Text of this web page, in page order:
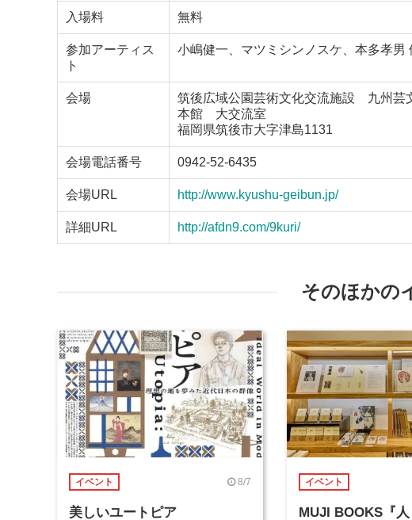
入場料 無料
参加アーティス
ト
小嶋健一、マツミシンノスケ、本多孝男
会場
筑後広域公園芸術文化交流施設 九州芸
本館 大交流室
福岡県筑後市大字津島1131
会場電話番号 0942-52-6435
会場URL http://www.kyushu-geibun.jp/
詳細URL http://afdn9.com/9kuri/
そのほかの
イベント 8/7
美しいユートピア
イベント
MUJI BOOKS『人